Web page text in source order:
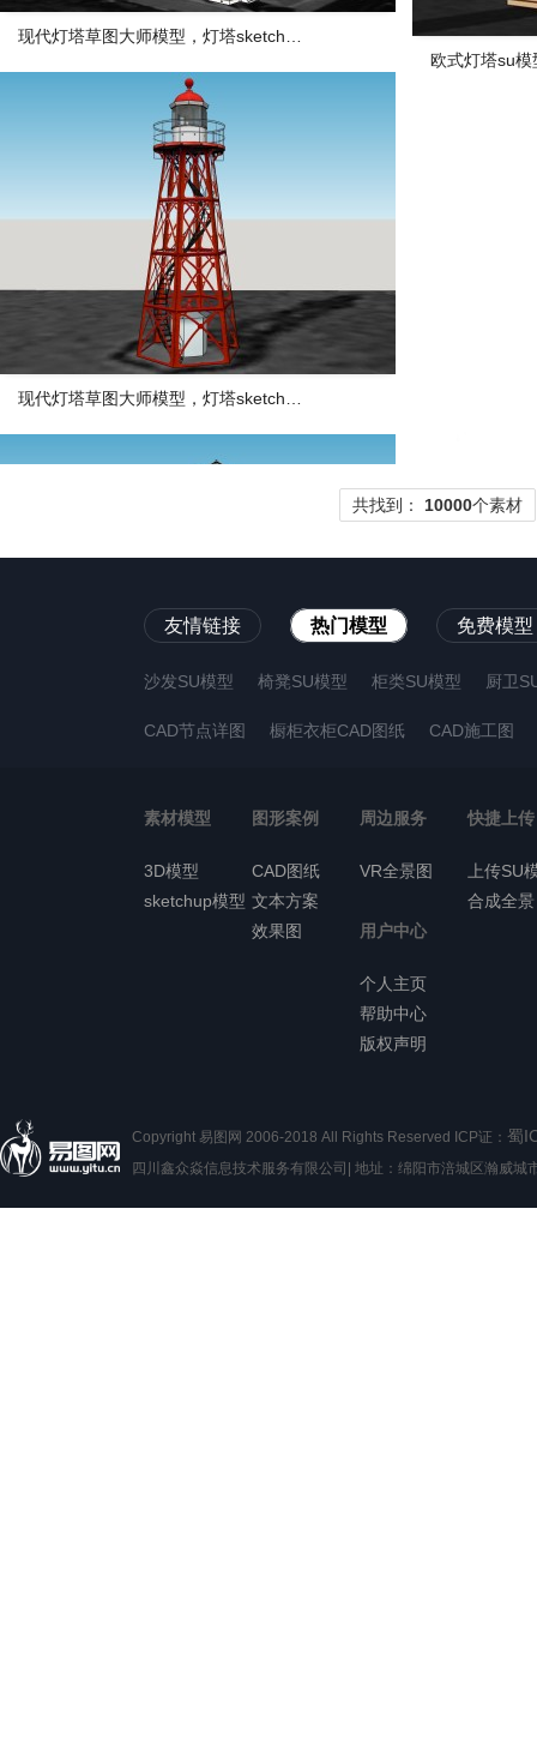
现代灯塔草图大师模型，灯塔sketchup模型下载
现代灯塔草图大师模型，灯塔sketchup模型下载
欧式灯塔su模
共找到： 10000个素材
友情链接 热门模型 免费模型
沙发SU模型 椅凳SU模型 柜类SU模型 厨卫
CAD节点详图 橱柜衣柜CAD图纸 CAD施工图
素材模型
3D模型
sketchup模型
图形案例
CAD图纸
文本方案
效果图
周边服务
VR全景图
快捷上传
上传SU
合成全景
用户中心
个人主页
帮助中心
版权声明
Copyright 易图网 2006-2018 All Rights Reserved ICP证： 蜀
四川鑫众焱信息技术服务有限公司| 地址：绵阳市涪城区瀚威城